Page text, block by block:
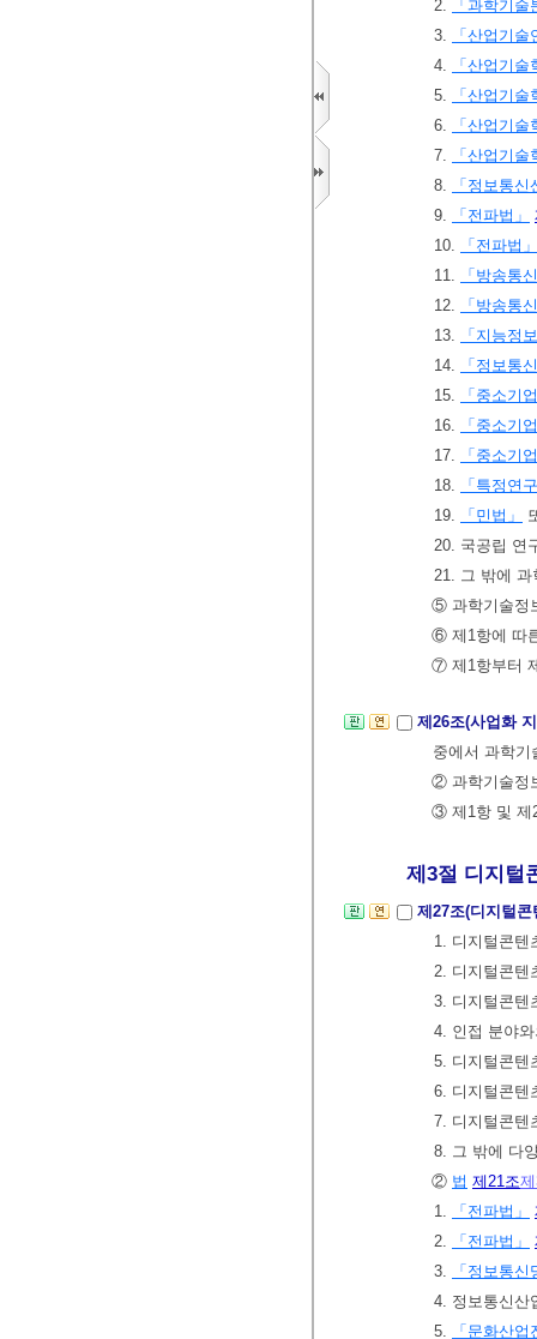
2.
「과학기
3.
「산업기
4.
「산업기
5.
「산업기
6.
「산업기
7.
「산업기
8.
「정보통
9.
「전파법」
10.
「전파법」
11.
「방송통
12.
「방송통
13.
「지능정
14.
「정보통
15.
「중소기
16.
「중소기
17.
「중소기
18.
「특정연
19.
「민법」
20. 국공립 연
21. 그 밖에 과
⑤ 과학기술정
⑥ 제1항에 따
⑦ 제1항부터
제26조(사업화
중에서 과학기
② 과학기술정
③ 제1항 및 제
제3절 디지털콘
제27조(디지털
1. 디지털콘텐
2. 디지털콘텐
3. 디지털콘텐
4. 인접 분야
5. 디지털콘텐
6. 디지털콘텐
7. 디지털콘텐
8. 그 밖에 다
② 법 제21조
1.
「전파법」
2.
「전파법」
3.
「정보통
4. 정보통신산
5.
「문화산